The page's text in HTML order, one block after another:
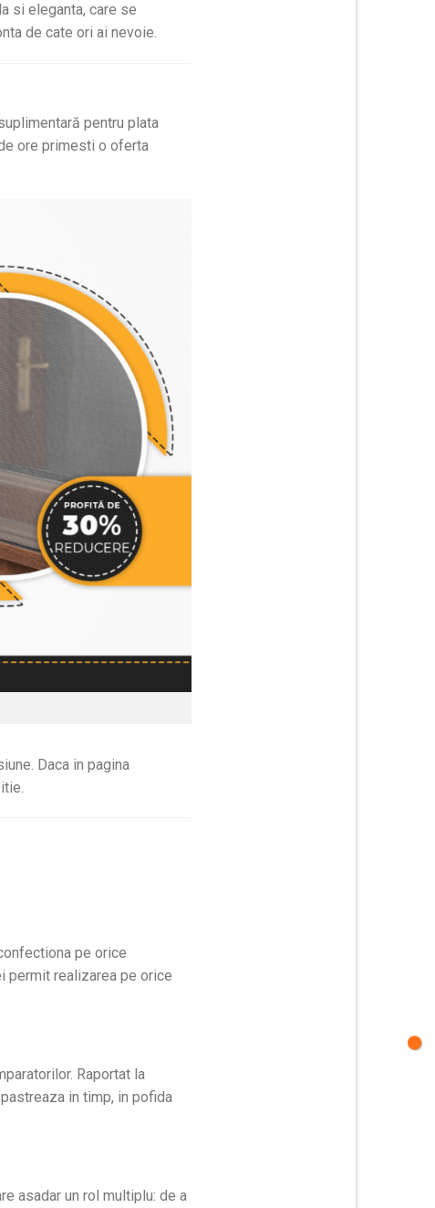
si eleganta, care se
de cate ori ai nevoie.
pentru plata
ore primesti o oferta
Daca in pagina
pe orice
permit realizarea pe orice
Raportat la
in timp, in pofida
asadar un rol multiplu: de a